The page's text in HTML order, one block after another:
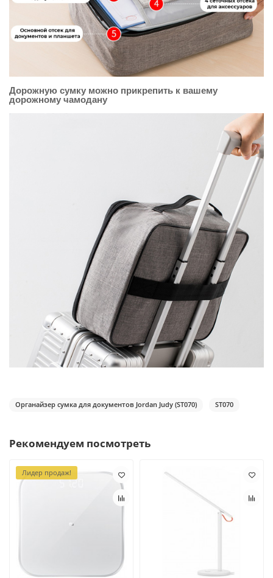
Дорожную сумку можно прикрепить к вашему
дорожному чамодану
Органайзер сумка для документов Jordan Judy (ST070) ST070
Рекомендуем посмотреть
Лидер продаж!